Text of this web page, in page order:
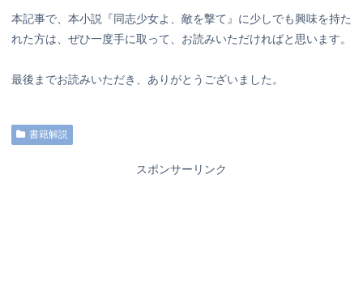
本記事で、本小説『同志少女よ、敵を撃て』に少しでも興味を持た
れた方は、ぜひ一度手に取って、お読みいただければと思います。
最後までお読みいただき、ありがとうございました。
書籍解説
スポンサーリンク